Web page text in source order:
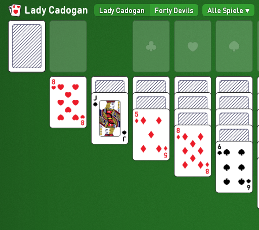
Lady Cadogan Lady Cadogan Forty Devils Alle Spiele